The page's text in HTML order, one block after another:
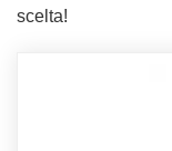
scelta!